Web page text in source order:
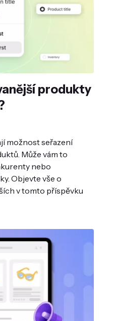
produkty
možnost seřazení
Může vám to
nebo
Objevte vše o
v tomto příspěvku